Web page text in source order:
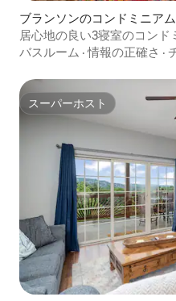
ブランソンのコンドミニアム
居心地の良い3寝室のコン
ティプール
バスルーム ·情報の正確さ ·
スーパーホスト
スーパーホスト